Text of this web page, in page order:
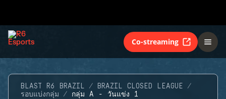
Co-streaming
BLAST R6 BRAZIL
BRAZIL CLOSED LEAGUE
รอบแบ่งกลุ่ม
กลุ่ม A - วันแข่ง 1